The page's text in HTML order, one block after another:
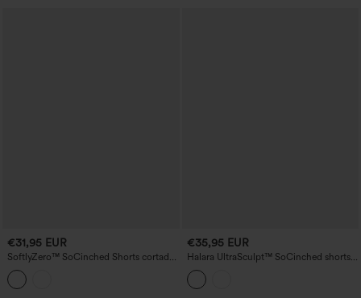
€31,95 EUR
SoftlyZero™ SoCinched Shorts cortados
de yoga y ciclismo de cintura alta con
efecto moldeador para el abdomen —
7'' - UPF50+
€35,95 EUR
Halara UltraSculpt™ SoCinched shorts
de yoga fruncidos de 7'' de talle alto con
control de abdomen, moldeado de
glúteos y bolsillos